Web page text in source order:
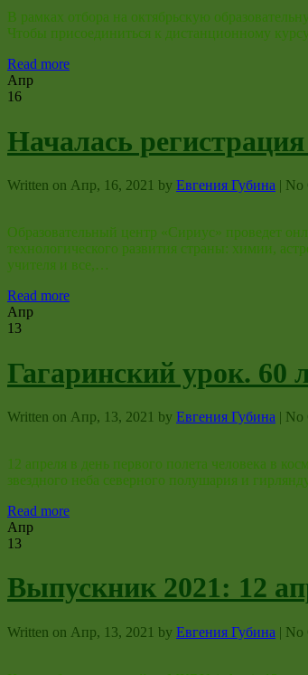
В рамках отбора на октябрьскую
Чтобы присоединиться к дистанционному
Read more
Апр
16
Началась
Written on Апр, 16, 2021 by Евгения Губина | No
Образовательный центр «Сириус» проведет
технологического развития страны: химии,
учителя и все,…
Read more
Апр
13
Гагаринский урок. 60
Written on Апр, 13, 2021 by Евгения Губина | No
12 апреля в день первого полета человека в
звездного неба северного полушария и
Read more
Апр
13
Выпускник 2021: 12
Written on Апр, 13, 2021 by Евгения Губина | No